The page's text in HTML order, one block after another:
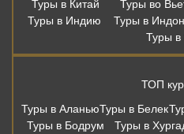
Туры в Китай
Туры во
Туры в Индию
Туры в
Туры
ТОП
Туры в АланьюТуры в Белек
Туры в Бодрум
Туры в